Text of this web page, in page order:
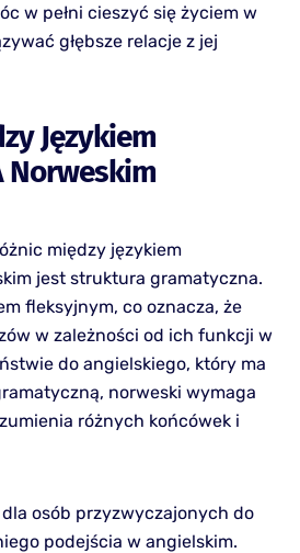
w pełni cieszyć się życiem w
głębsze relacje z jej
Językiem
Norweskim
między językiem
jest struktura gramatyczna.
fleksyjnym, co oznacza, że
w zależności od ich funkcji w
do angielskiego, który ma
norweski wymaga
różnych końcówek i
osób przyzwyczajonych do
podejścia w angielskim.